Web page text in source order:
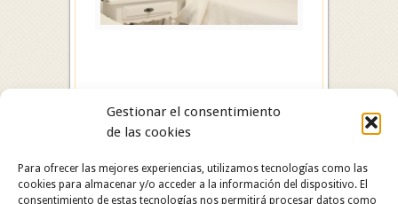
Gestionar el consentimiento
de las cookies
Para ofrecer las mejores experiencias, utilizamos tecnologías como las
cookies para almacenar y/o acceder a la información del dispositivo. El
consentimiento de estas tecnologías nos permitirá procesar datos como